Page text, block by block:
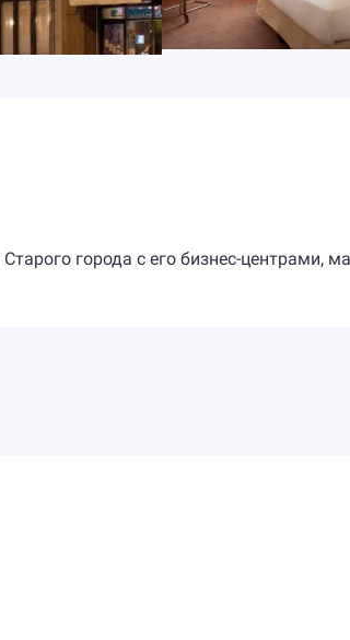
города с его бизнес-центрами,